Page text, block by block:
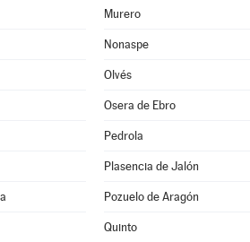
Murero
Nonaspe
Olvés
Osera de Ebro
Pedrola
Plasencia de Jalón
Pozuelo de Aragón
Quinto